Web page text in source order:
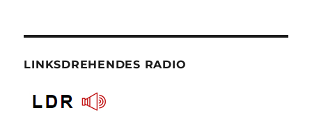
LINKSDREHENDES RADIO